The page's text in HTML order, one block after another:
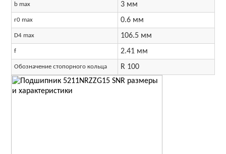
b max 3 мм
r0 max 0.6 мм
D4 max 106.5 мм
f 2.41 мм
Обозначение стопорного кольца R 100